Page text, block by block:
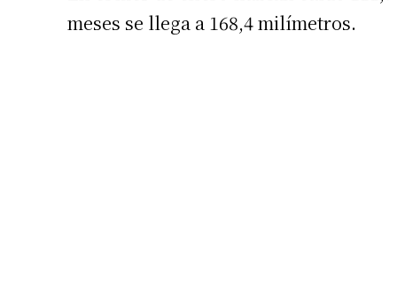
meses se llega a 168,4 milímetros.